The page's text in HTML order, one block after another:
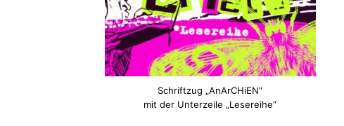
Schriftzug „AnArCHiEN“
mit der Unterzeile „Lesereihe“